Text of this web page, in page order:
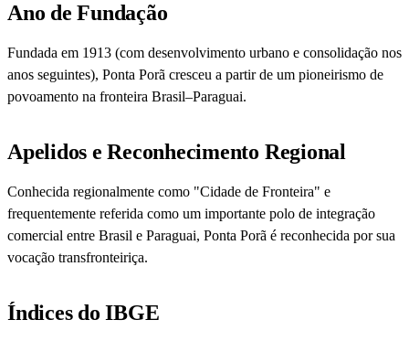
Ano de Fundação
Fundada em 1913 (com desenvolvimento urbano e consolidação nos
anos seguintes), Ponta Porã cresceu a partir de um pioneirismo de
povoamento na fronteira Brasil–Paraguai.
Apelidos e Reconhecimento Regional
Conhecida regionalmente como "Cidade de Fronteira" e
frequentemente referida como um importante polo de integração
comercial entre Brasil e Paraguai, Ponta Porã é reconhecida por sua
vocação transfronteiriça.
Índices do IBGE